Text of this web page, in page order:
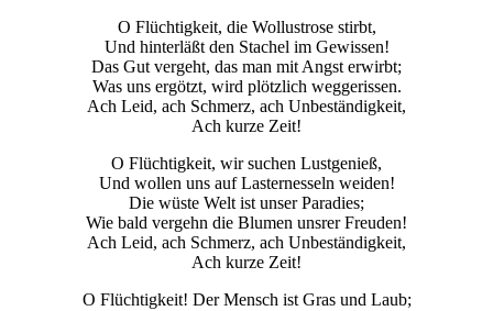
O Flüchtigkeit, die Wollustrose stirbt,
Und hinterläßt den Stachel im Gewissen!
Das Gut vergeht, das man mit Angst erwirbt;
Was uns ergötzt, wird plötzlich weggerissen.
Ach Leid, ach Schmerz, ach Unbeständigkeit,
Ach kurze Zeit!
O Flüchtigkeit, wir suchen Lustgenieß,
Und wollen uns auf Lasternesseln weiden!
Die wüste Welt ist unser Paradies;
Wie bald vergehn die Blumen unsrer Freuden!
Ach Leid, ach Schmerz, ach Unbeständigkeit,
Ach kurze Zeit!
O Flüchtigkeit! Der Mensch ist Gras und Laub;